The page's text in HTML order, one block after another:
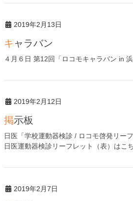
2019年2月13日
キャラバン
４月６日 第12回「ロコモキャラバン in
2019年2月12日
掲示板
日医「学校運動器検診 / ロコモ啓発リー
日医運動器検診リーフレット（表）はこ
2019年2月7日